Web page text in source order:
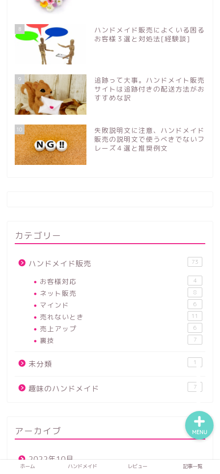
8
ハンドメイド販売によくいる困る
お客様３選と対処法[経験談]
9
追跡って大事。ハンドメイト販売
サイトは追跡付きの配送方法がお
すすめな訳
10
失敗説明文に注意、ハンドメイド
販売の説明文で使うべきでないフ
レーズ４選と推奨例文
カテゴリー
ハンドメイド販売 73
お客様対応 4
ネット販売 8
マインド 6
売れないとき 11
売上アップ 6
裏技 7
未分類 1
趣味のハンドメイド 7
アーカイブ
2022年10月
ホーム ハンドメイド レビュー 記事一覧
MENU